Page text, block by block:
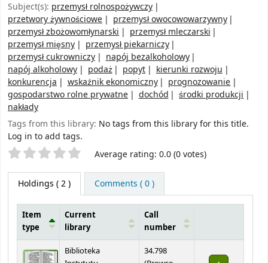
Subject(s): przemysł rolnospożywczy
przetwory żywnościowe
przemysł owocowowarzywny
przemysł zbożowomłynarski
przemysł mleczarski
przemysł mięsny
przemysł piekarniczy
przemysł cukrowniczy
napój bezalkoholowy
napój alkoholowy
podaż popyt
kierunki rozwoju
konkurencja
wskaźnik ekonomiczny
prognozowanie
gospodarstwo rolne prywatne
dochód
środki produkcji
nakłady
Tags from this library: No tags from this library for this title.
Log in to add tags.
Star ratings Average rating: 0.0 (0 votes)
Holdings ( 2 ) Comments ( 0 )
Item
type
Current
library
Call
number
Biblioteka
34.798